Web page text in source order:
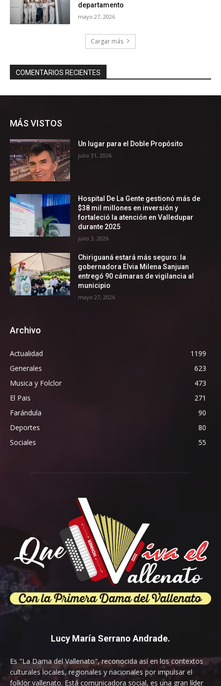
MÁS VISTOS
Un lugar para el Doble Propósito
julio 31, 2026
Hospital De La Gente gestionó más de
$38 mil millones en inversión y
fortaleció la atención en Valledupar
durante 2025
julio 3, 2026
Chiriguaná estará más seguro: la
gobernadora Elvia Milena Sanjuan
entregó 90 cámaras de vigilancia al
municipio
mayo 27, 2026
Archivo
Actualidad
1199
Generales
623
Musica y Folclor
473
El Pais
271
Farándula
90
Deportes
80
Sociales
55
Lucy María Serrano Andrade.
Es "La Dama del Vallenato", reconocida así en los contextos
culturales locales, regionales y nacionales por impulsar el
folklor vallenato. Está comunicadora social, es una gran líder